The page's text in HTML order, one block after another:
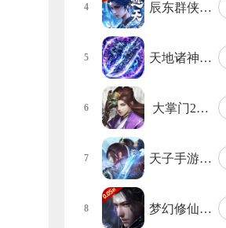
4 辰东群侠…
5 天地诸神…
6 大掌门2…
7 天子手游…
8 梦幻修仙…